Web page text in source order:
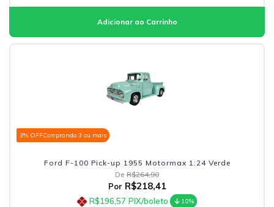
3% OFFComprando 3 ou mais
Ford F-100 Pick-up 1955 Motormax 1:24 Verde
De R$264,90
Por R$218,41
R$196,57 PIX/boleto 10%